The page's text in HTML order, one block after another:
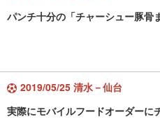
パンチ十分の「チャーシュー豚骨
2019/05/25 清水－仙台
実際にモバイルフードオーダーに